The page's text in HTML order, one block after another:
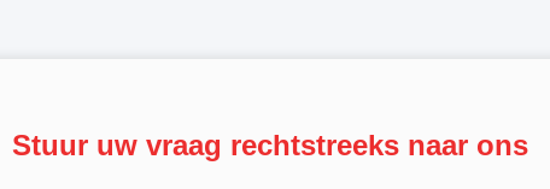
Stuur uw vraag rechtstreeks naar ons